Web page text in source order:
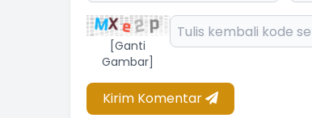
[Ganti
Gambar]
Kirim Komentar